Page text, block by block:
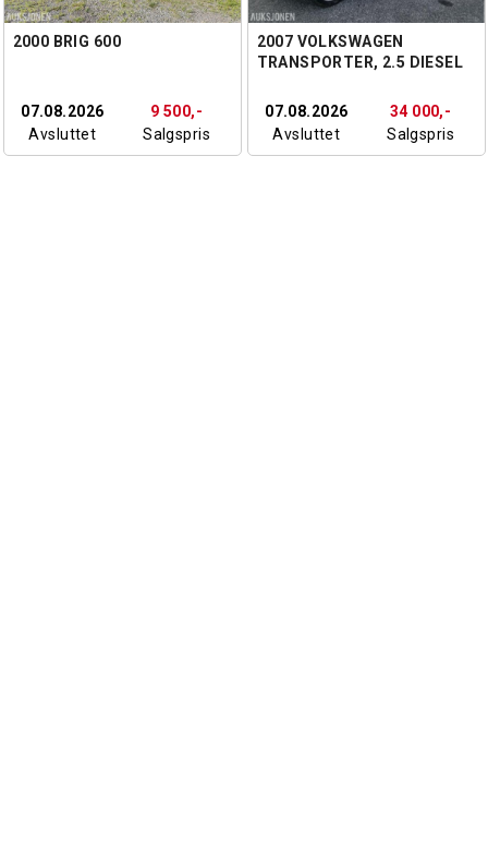
2000 BRIG 600
07.08.2026
Avsluttet
9 500,-
Salgspris
2007 VOLKSWAGEN
TRANSPORTER, 2.5 DIESEL
04.2027, 332000KM
07.08.2026
Avsluttet
34 000,-
Salgspris